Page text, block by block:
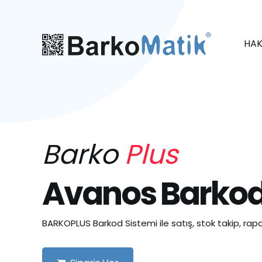
BarkoPlus
Avanos
BARKOPLUS Barkod Sistemi ile satış, stok takip,